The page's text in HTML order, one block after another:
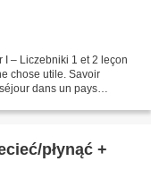
I – Liczebniki 1 et 2 leçon
chose utile. Savoir
dans un pays
płynąć +